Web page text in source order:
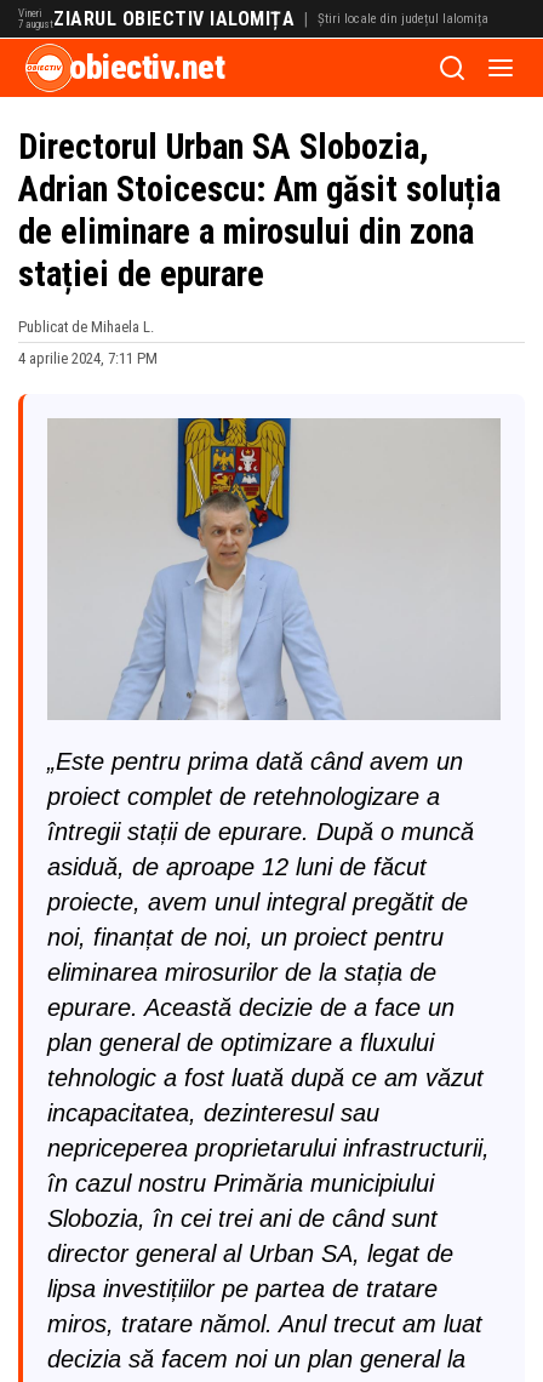
Vineri
7 augustZIARUL OBIECTIV IALOMIȚA | Știri locale din județul Ialomița
obiectiv.net
Directorul Urban SA Slobozia,
Adrian Stoicescu: Am găsit soluția
de eliminare a mirosului din zona
stației de epurare
Publicat de Mihaela L.
4 aprilie 2024, 7:11 PM
„Este pentru prima dată când avem un
proiect complet de retehnologizare a
întregii stații de epurare. După o muncă
asiduă, de aproape 12 luni de făcut
proiecte, avem unul integral pregătit de
noi, finanțat de noi, un proiect pentru
eliminarea mirosurilor de la stația de
epurare. Această decizie de a face un
plan general de optimizare a fluxului
tehnologic a fost luată după ce am văzut
incapacitatea, dezinteresul sau
nepriceperea proprietarului infrastructurii,
în cazul nostru Primăria municipiului
Slobozia, în cei trei ani de când sunt
director general al Urban SA, legat de
lipsa investițiilor pe partea de tratare
miros, tratare nămol. Anul trecut am luat
decizia să facem noi un plan general la